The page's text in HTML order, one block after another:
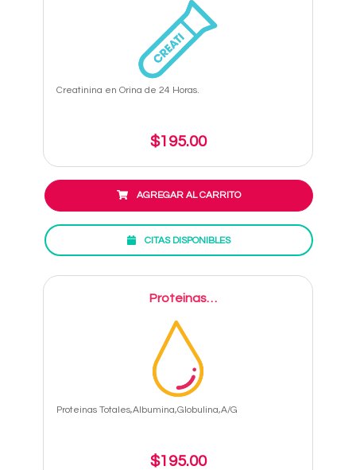
Creatinina en Orina de 24 Horas.
$195.00
AGREGAR AL CARRITO
CITAS DISPONIBLES
Proteinas
Proteinas Totales,Albumina,Globulina,A/G
$195.00